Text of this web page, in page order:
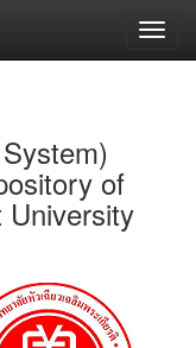
of
University